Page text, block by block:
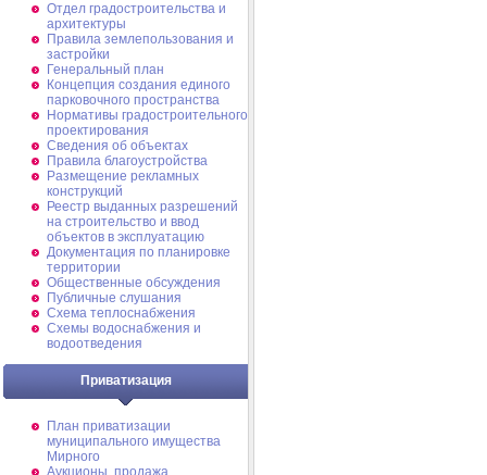
Отдел градостроительства и
архитектуры
Правила землепользования и
застройки
Генеральный план
Концепция создания единого
парковочного пространства
Нормативы градостроительного
проектирования
Сведения об объектах
Правила благоустройства
Размещение рекламных
конструкций
Реестр выданных разрешений
на строительство и ввод
объектов в эксплуатацию
Документация по планировке
территории
Общественные обсуждения
Публичные слушания
Схема теплоснабжения
Схемы водоснабжения и
водоотведения
Приватизация
План приватизации
муниципального имущества
Мирного
Аукционы, продажа